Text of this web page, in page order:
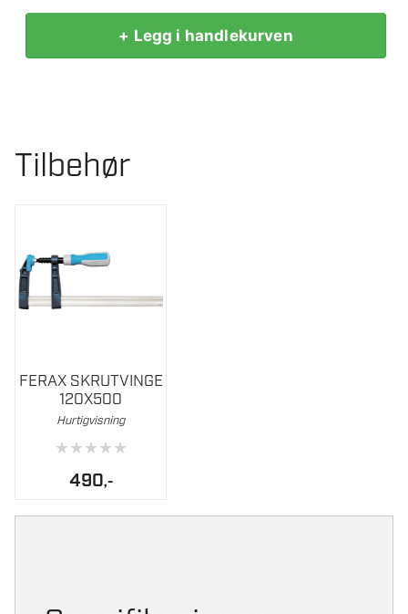
+ Legg i handlekurven
Tilbehør
FERAX SKRUTVINGE
120X500
Hurtigvisning
★★★★★
490,-